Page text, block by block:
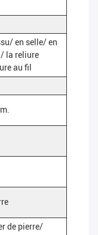
en selle/ en
la reliure
au fil
de pierre/